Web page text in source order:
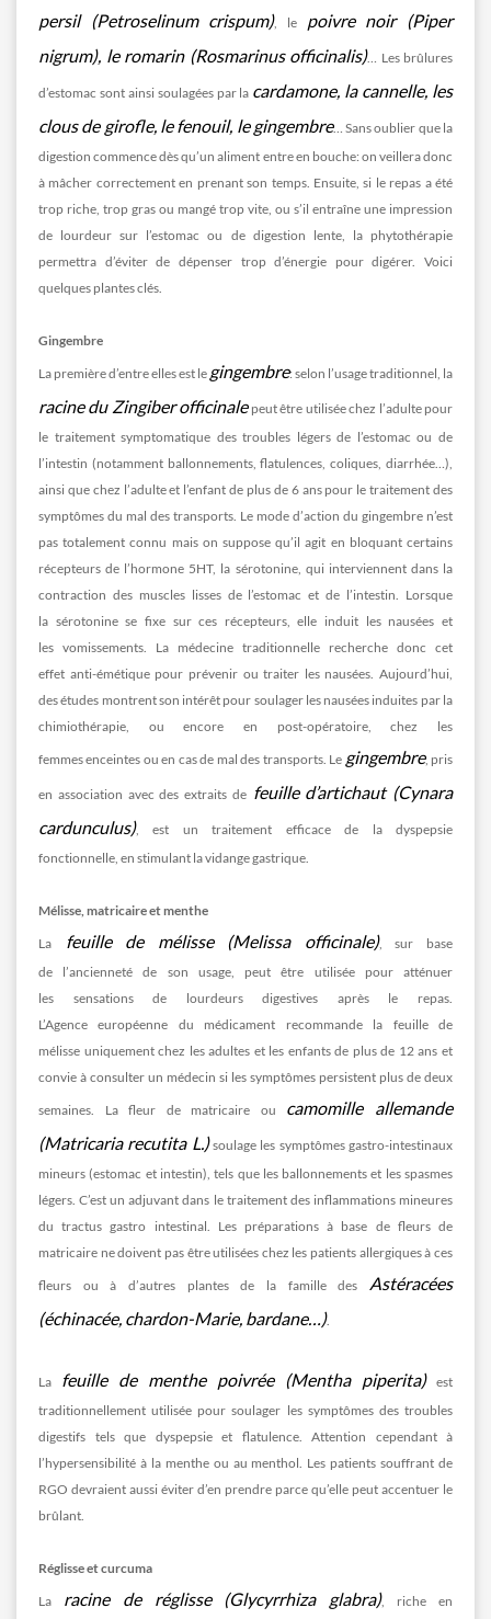
persil (Petroselinum crispum), le poivre noir (Piper
nigrum), le romarin (Rosmarinus officinalis)… Les brûlures
d’estomac sont ainsi soulagées par la cardamone, la cannelle, les
clous de girofle, le fenouil, le gingembre… Sans oublier que la
digestion commence dès qu’un aliment entre en bouche: on veillera donc
à mâcher correctement en prenant son temps. Ensuite, si le repas a été
trop riche, trop gras ou mangé trop vite, ou s’il entraîne une impression
de lourdeur sur l’estomac ou de digestion lente, la phytothérapie
permettra d’éviter de dépenser trop d’énergie pour digérer. Voici
quelques plantes clés.
Gingembre
La première d’entre elles est le gingembre: selon l’usage traditionnel, la
racine du Zingiber officinalepeut être utilisée chez l’adulte pour
le traitement symptomatique des troubles légers de l’estomac ou de
l’intestin (notamment ballonnements, flatulences, coliques, diarrhée…),
ainsi que chez l’adulte et l’enfant de plus de 6 ans pour le traitement des
symptômes du mal des transports. Le mode d’action du gingembre n’est
pas totalement connu mais on suppose qu’il agit en bloquant certains
récepteurs de l’hormone 5HT, la sérotonine, qui interviennent dans la
contraction des muscles lisses de l’estomac et de l’intestin. Lorsque
la sérotonine se fixe sur ces récepteurs, elle induit les nausées et
les vomissements. La médecine traditionnelle recherche donc cet
effet anti-émétique pour prévenir ou traiter les nausées. Aujourd’hui,
des études montrent son intérêt pour soulager les nausées induites par la
chimiothérapie, ou encore en post-opératoire, chez les
femmes enceintes ou en cas de mal des transports. Le gingembre, pris
en association avec des extraits defeuille d’artichaut (Cynara
cardunculus), est un traitement efficace de la dyspepsie
fonctionnelle, en stimulant la vidange gastrique.
Mélisse, matricaire et menthe
La
feuille de mélisse (Melissa officinale), sur base
de l’ancienneté de son usage, peut être utilisée pour atténuer
les sensations de lourdeurs digestives après le repas.
L’Agence européenne du médicament recommande la feuille de
mélisse uniquement chez les adultes et les enfants de plus de 12 ans et
convie à consulter un médecin si les symptômes persistent plus de deux
semaines. La fleur de matricaire ou camomille allemande
(Matricaria recutita L.)soulage les symptômes gastro-intestinaux
mineurs (estomac et intestin), tels que les ballonnements et les spasmes
légers. C’est un adjuvant dans le traitement des inflammations mineures
du tractus gastro intestinal. Les préparations à base de fleurs de
matricaire ne doivent pas être utilisées chez les patients allergiques à ces
fleurs ou à d’autres plantes de la famille des Astéracées
(échinacée, chardon-Marie, bardane…).
La feuille de menthe poivrée (Mentha piperita)est
traditionnellement utilisée pour soulager les symptômes des troubles
digestifs tels que dyspepsie et flatulence. Attention cependant à
l’hypersensibilité à la menthe ou au menthol. Les patients souffrant de
RGO devraient aussi éviter d’en prendre parce qu’elle peut accentuer le
brûlant.
Réglisse et curcuma
La racine de réglisse (Glycyrrhiza glabra), riche en